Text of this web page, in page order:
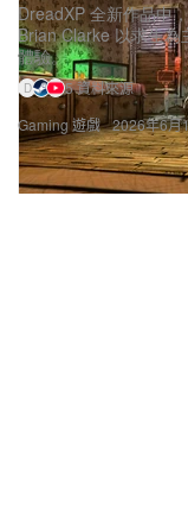
Gaming 遊戲
DreadXP 全新作品中
Brian Clarke 以求生
體驗。
D
5 資料來源
2026年6月